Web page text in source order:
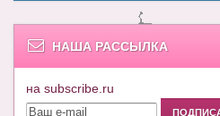
НАША РАССЫЛКА
на subscribe.ru